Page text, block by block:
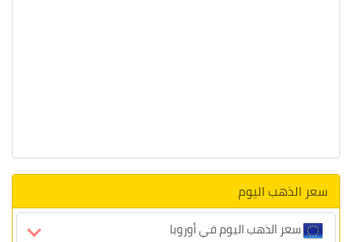
سعر الذهب اليوم
سعر الذهب اليوم في أوروبا